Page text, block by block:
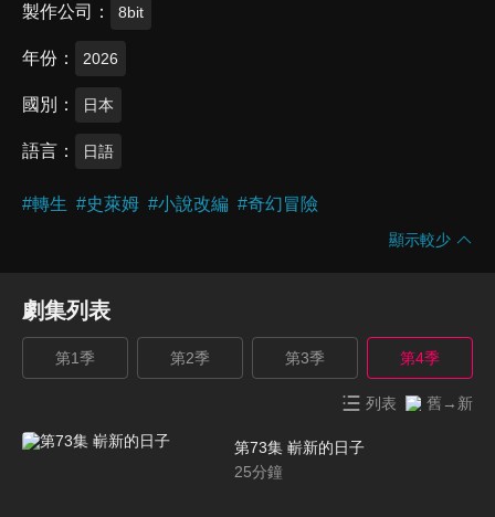
製作公司 8bit
年份 2026
國別 日本
語言 日語
#轉生 #史萊姆 #小說改編 #奇幻冒險
顯示較少
劇集列表
第1季 第2季 第3季 第4季
列表 舊→新
第73集 嶄新的日子
25分鐘